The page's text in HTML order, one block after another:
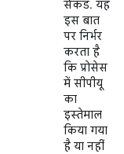
सेकंड. यह
इस बात
पर निर्भर
करता है
कि प्रोसेस
में सीपीयू
का
इस्तेमाल
किया गया
है या नहीं